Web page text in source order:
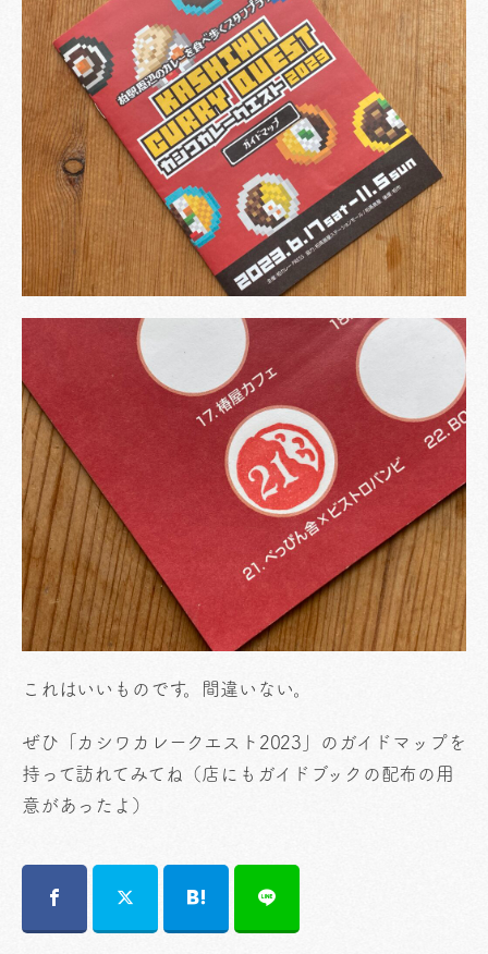
これはいいものです。間違いない。
ぜひ「カシワカレークエスト2023」のガイドマップを
持って訪れてみてね（店にもガイドブックの配布の用
意があったよ）